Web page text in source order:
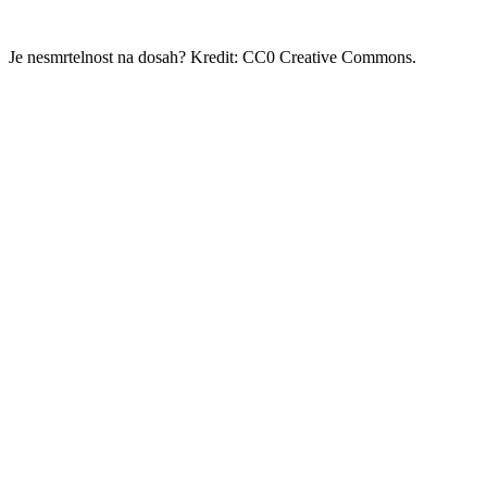
Je nesmrtelnost na dosah? Kredit: CC0 Creative Commons.